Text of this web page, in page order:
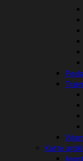
Pools
Katte